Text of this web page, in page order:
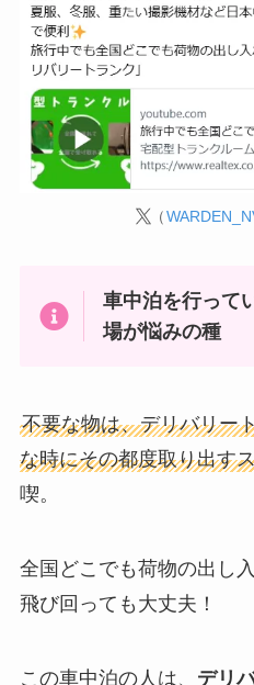
（
車中泊を行って
場が悩みの種
不要な物は、デリバリー
な時にその都度取り出す
喫。
全国どこでも荷物の出し
飛び回っても大丈夫！
この車中泊の人は、 デリ